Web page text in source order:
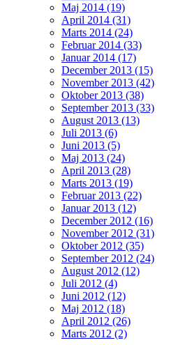
Maj 2014 (19)
April 2014 (31)
Marts 2014 (24)
Februar 2014 (33)
Januar 2014 (17)
December 2013 (15)
November 2013 (42)
Oktober 2013 (38)
September 2013 (33)
August 2013 (13)
Juli 2013 (6)
Juni 2013 (5)
Maj 2013 (24)
April 2013 (28)
Marts 2013 (19)
Februar 2013 (22)
Januar 2013 (12)
December 2012 (16)
November 2012 (31)
Oktober 2012 (35)
September 2012 (24)
August 2012 (12)
Juli 2012 (4)
Juni 2012 (12)
Maj 2012 (18)
April 2012 (26)
Marts 2012 (2)